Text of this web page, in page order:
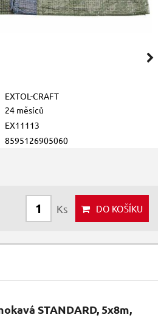
EXTOL-CRAFT
24 měsíců
EX11113
8595126905060
Ks DO KOŠÍKU
STANDARD, 5x8m,